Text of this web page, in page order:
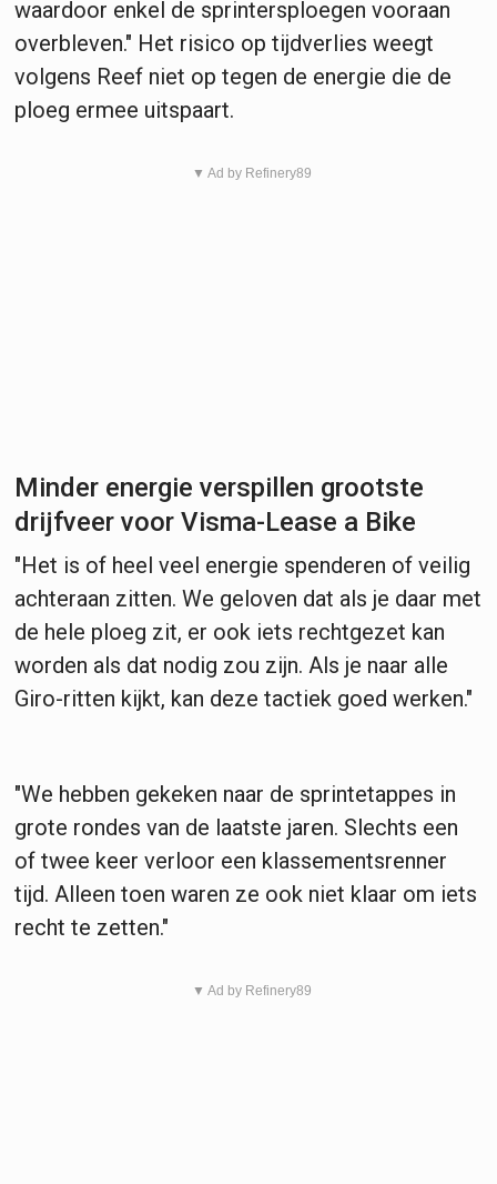
waardoor enkel de sprintersploegen vooraan
overbleven." Het risico op tijdverlies weegt
volgens Reef niet op tegen de energie die de
ploeg ermee uitspaart.
▼ Ad by Refinery89
Minder energie verspillen grootste
drijfveer voor Visma-Lease a Bike
"Het is of heel veel energie spenderen of veilig
achteraan zitten. We geloven dat als je daar met
de hele ploeg zit, er ook iets rechtgezet kan
worden als dat nodig zou zijn. Als je naar alle
Giro-ritten kijkt, kan deze tactiek goed werken."
"We hebben gekeken naar de sprintetappes in
grote rondes van de laatste jaren. Slechts een
of twee keer verloor een klassementsrenner
tijd. Alleen toen waren ze ook niet klaar om iets
recht te zetten."
▼ Ad by Refinery89